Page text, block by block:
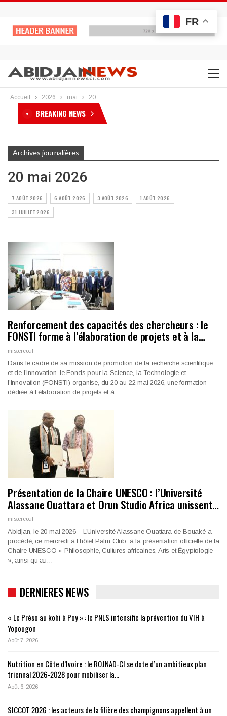
Accueil 2026 mai 20
BREAKING NEWS
Archives journalières
20 mai 2026
7 AOÛT 2026 6 AOÛT 2026 3 AOÛT 2026
1 AOÛT 2026
31 JUILLET 2026
Renforcement des capacités des chercheurs : le
FONSTI forme à l’élaboration de projets et à la…
mistercoul
Dans le cadre de sa mission de promotion de la recherche scientifique
et de l’innovation, le Fonds pour la Science, la Technologie et
l’Innovation (FONSTI) organise, du 20 au 22 mai 2026, une formation
dédiée à l’élaboration de projets et à…
Présentation de la Chaire UNESCO : l’Université
Alassane Ouattara et Orun Studio Africa unissent…
mistercoul
Abidjan, le 20 mai 2026 – L’Université Alassane Ouattara de Bouaké a
procédé, ce mercredi à l’hôtel Palm Club, à la présentation officielle de la
Chaire UNESCO « Philosophie, Cultures africaines, Arts et Égyptologie
», ainsi qu’au…
DERNIERES NEWS
« Le Préso au kohi à Poy » : le PNLS intensifie la prévention du VIH à
Yopougon
Août 7, 2026
Nutrition en Côte d’Ivoire : le ROJNAD-CI se dote d’un ambitieux plan
triennal 2026-2028 pour mobiliser la…
Août 6, 2026
SICCOT 2026 : les acteurs de la filière des champignons appellent à un
FR